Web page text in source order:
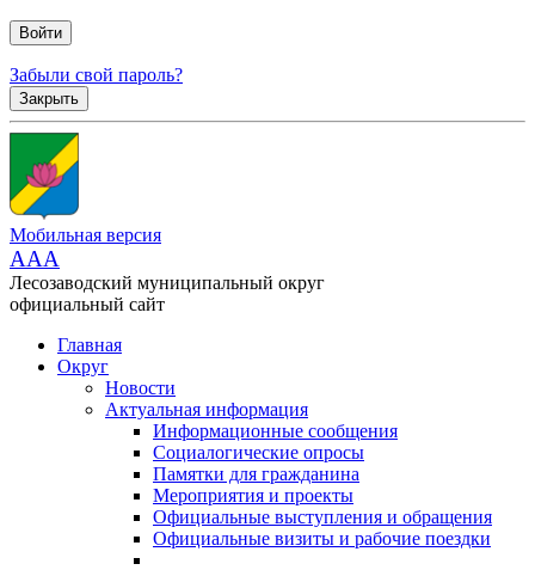
Забыли свой пароль?
Закрыть
Мобильная версия
AAA
Лесозаводский муниципальный округ
официальный сайт
Главная
Округ
Новости
Актуальная информация
Информационные сообщения
Социалогические опросы
Памятки для гражданина
Мероприятия и проекты
Официальные выступления и обращения
Официальные визиты и рабочие поездки